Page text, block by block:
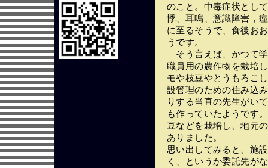
のこと。中毒症状とし
悸、耳鳴、意識障害，
に至るそうで、食後お
うです。
そう言えば、かつて
職員用の農作物を栽培
モや枝豆やとうもろこ
設管理のための住み込
りする当直の先生がい
も作っていたようです
豆などを栽培し、地元
ありました。
思い出してみると、施
く、というか委託先が